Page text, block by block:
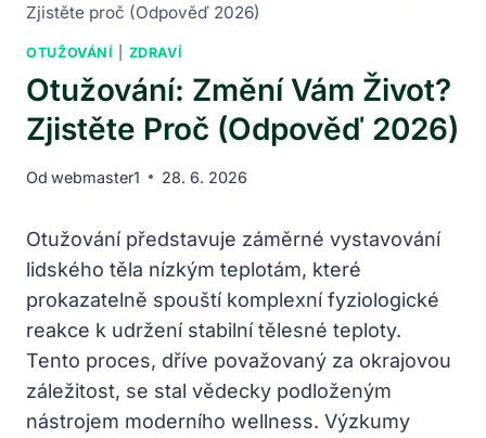
Zjistěte proč (Odpověď 2026)
OTUŽOVÁNÍ ZDRAVÍ
Otužování: Změní Vám Život?
Zjistěte Proč (Odpověď 2026)
Od webmaster1 28. 6. 2026
Otužování představuje záměrné vystavování
lidského těla nízkým teplotám, které
prokazatelně spouští komplexní fyziologické
reakce k udržení stabilní tělesné teploty.
Tento proces, dříve považovaný za okrajovou
záležitost, se stal vědecky podloženým
nástrojem moderního wellness. Výzkumy